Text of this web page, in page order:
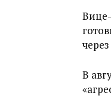
В